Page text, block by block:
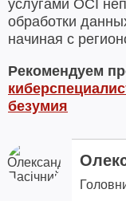
услугами OCI
обработки
начиная с
Рекомендуем
безумия